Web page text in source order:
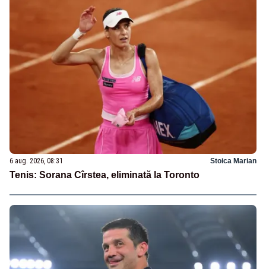
6 aug. 2026, 08:31 Stoica Marian
Tenis: Sorana Cîrstea, eliminată la Toronto